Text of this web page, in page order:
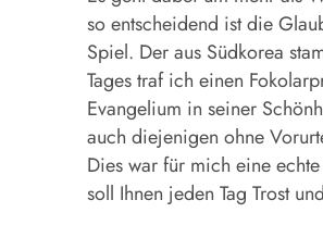
so entscheidend ist die
Spiel. Der aus Südkorea
Tages traf ich einen
Evangelium in seiner
auch diejenigen ohne
Dies war für mich eine
soll Ihnen jeden Tag Trost